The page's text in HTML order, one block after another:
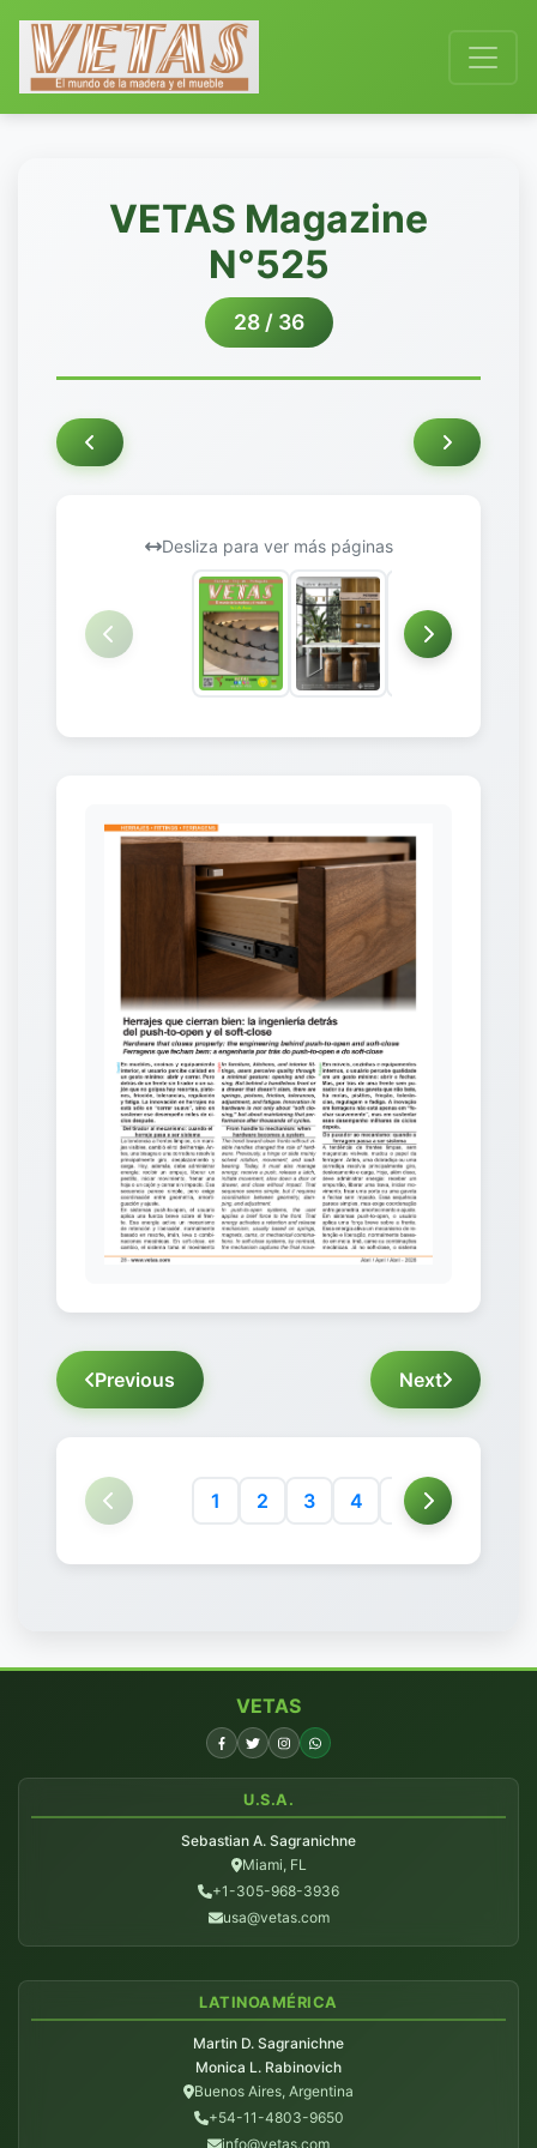
VETAS Magazine
N°525
28 / 36
Desliza para ver más páginas
Previous Next
1 2 3 4 5 6
VETAS
U.S.A.
Sebastian A. Sagranichne
Miami, FL
+1-305-968-3936
usa@vetas.com
LATINOAMÉRICA
Martin D. Sagranichne
Monica L. Rabinovich
Buenos Aires, Argentina
+54-11-4803-9650
info@vetas.com